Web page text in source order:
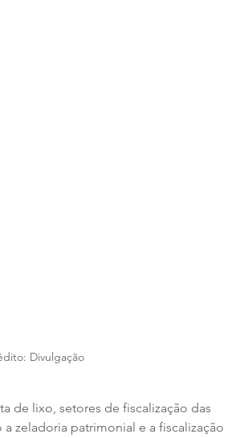
Divulgação
de lixo, setores de fiscalização das
zeladoria patrimonial e a fiscalização